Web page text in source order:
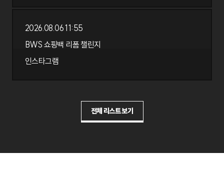
2026.08.06 11:55
BWS 쇼핑백 리폼 챌린지
인스타그램
2026.08.06 11:55
BWS 쇼핑백 리폼 챌린지
인스타그램
전체 리스트 보기